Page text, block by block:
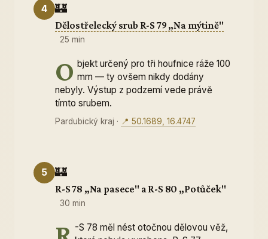
4 🏰
Dělostřelecký srub R-S 79 „Na mýtině"
25 min
O bjekt určený pro tři houfnice ráže 100
mm — ty ovšem nikdy dodány
nebyly. Výstup z podzemí vede právě
tímto srubem.
Pardubický kraj · 📍 50.1689, 16.4747
5 🏰
R-S 78 „Na pasece" a R-S 80 „Potůček"
30 min
-S 78 měl nést otočnou dělovou věž,